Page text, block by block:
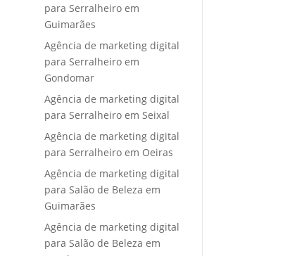
para Serralheiro em
Guimarães
Agência de marketing digital
para Serralheiro em
Gondomar
Agência de marketing digital
para Serralheiro em Seixal
Agência de marketing digital
para Serralheiro em Oeiras
Agência de marketing digital
para Salão de Beleza em
Guimarães
Agência de marketing digital
para Salão de Beleza em